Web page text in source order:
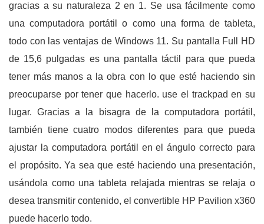
gracias a su naturaleza 2 en 1. Se usa fácilmente como
una computadora portátil o como una forma de tableta,
todo con las ventajas de Windows 11. Su pantalla Full HD
de 15,6 pulgadas es una pantalla táctil para que pueda
tener más manos a la obra con lo que esté haciendo sin
preocuparse por tener que hacerlo. use el trackpad en su
lugar. Gracias a la bisagra de la computadora portátil,
también tiene cuatro modos diferentes para que pueda
ajustar la computadora portátil en el ángulo correcto para
el propósito. Ya sea que esté haciendo una presentación,
usándola como una tableta relajada mientras se relaja o
desea transmitir contenido, el convertible HP Pavilion x360
puede hacerlo todo.